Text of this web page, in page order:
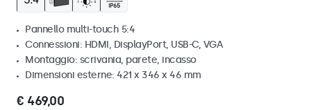
Pannello multi-touch 5:4
Connessioni: HDMI, DisplayPort, USB-C, VGA
Montaggio: scrivania, parete, incasso
Dimensioni esterne: 421 x 346 x 46 mm
€ 469,00